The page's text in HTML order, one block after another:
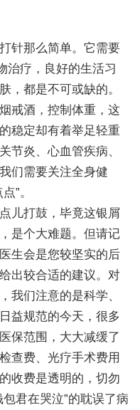
针那么简单。它需要
治疗，良好的生活习
，都是不可或缺的。
戒酒，控制体重，这
稳定却有着举足轻重
节炎、心血管疾病、
们需要关注全身健
”。
儿打鼓，毕竟这银屑
是个大难题。但请记
生会是您较坚实的后
出较合适的建议。对
我们注意的是科学、
益规范的今天，很多
保范围，大大减缓了
查费、光疗手术费用
收费是透明的，切勿
君在哭泣”的耽误了病